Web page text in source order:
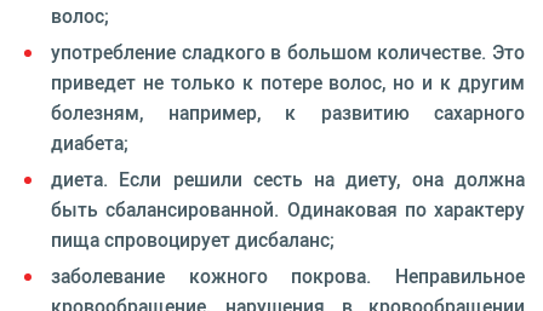
волос;
употребление сладкого в большом количестве. Это
приведет не только к потере волос, но и к другим
болезням, например, к развитию сахарного
диабета;
диета. Если решили сесть на диету, она должна
быть сбалансированной. Одинаковая по характеру
пища спровоцирует дисбаланс;
заболевание кожного покрова. Неправильное